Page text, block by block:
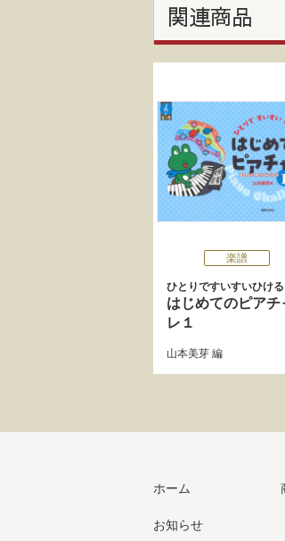
関連商品
楽譜
ひとりですいすいひける
はじめてのピアチ
レ１
山本美芽 編
ホーム
お知らせ